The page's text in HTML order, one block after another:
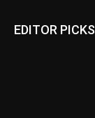
EDITOR PICKS